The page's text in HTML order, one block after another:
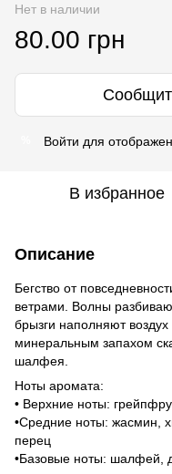
Нет в наличии
80.00 грн
Войти для
В избранное
Описание
Бегство от
ветрами. Волны
брызги наполняют
минеральным запахом
шалфея.
Ноты аромата:
• Верхние ноты:
•Средние ноты: жасмин,
перец
•Базовые ноты: шалфей,